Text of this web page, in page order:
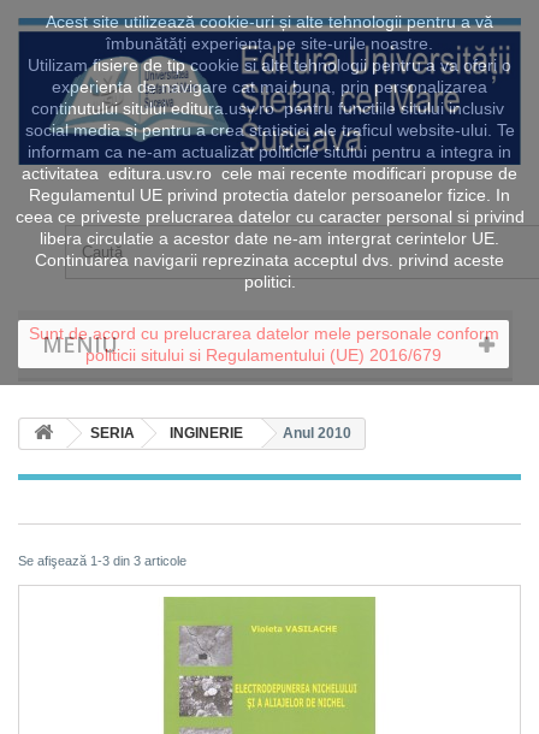
Acest site utilizează cookie-uri și alte tehnologii pentru a vă
îmbunătăți experiența pe site-urile noastre.
Utilizam fisiere de tip cookie si alte tehnologii pentru a va oferi o
experienta de navigare cat mai buna, prin personalizarea
continutului sitului editura.usv.ro pentru functiile sitului inclusiv
social media si pentru a crea statistici ale traficul website-ului. Te
informam ca ne-am actualizat politicile sitului pentru a integra in
activitatea editura.usv.ro cele mai recente modificari propuse de
Regulamentul UE privind protectia datelor persoanelor fizice. In
ceea ce priveste prelucrarea datelor cu caracter personal si privind
libera circulatie a acestor date ne-am intergrat cerintelor UE.
Continuarea navigarii reprezinata acceptul dvs. privind aceste
politici.
Sunt de acord cu prelucrarea datelor mele personale conform
politicii sitului si Regulamentului (UE) 2016/679
MENIU
SERIA INGINERIE Anul 2010
Se afişează 1-3 din 3 articole